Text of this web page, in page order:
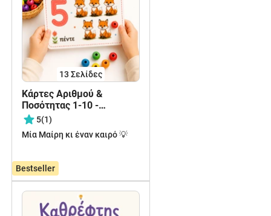
13 Σελίδες
Κάρτες Αριθμού &
Ποσότητας 1-10 -
Μαθαίνω να Μετρώ με
Χαριτωμένα Ζωάκια
5(1)
Μία Μαίρη κι έναν καιρό 💡
2,99 €
Bestseller